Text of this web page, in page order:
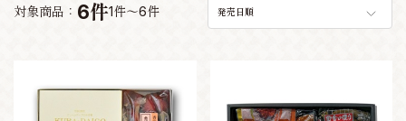
対象商品： 6件1件～6件 発売日順